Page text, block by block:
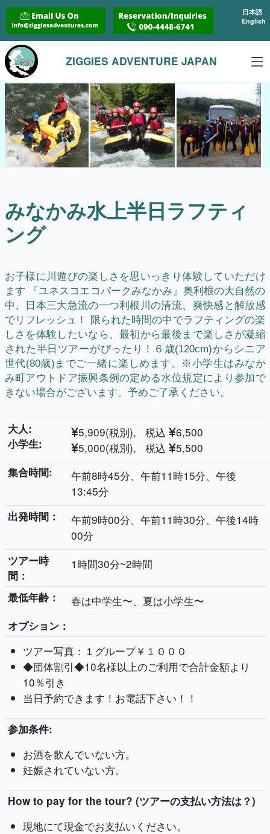
日本語
English
ZIGGIES ADVENTURE JAPAN
みなかみ水上半日ラフティ
ング
お子様に川遊びの楽しさを思いっきり体験していただけ
ます 『ユネスコエコパークみなかみ』奥利根の大自然の
中、日本三大急流の一つ利根川の清流、爽快感と解放感
でリフレッシュ！ 限られた時間の中でラフティングの楽
しさを体験したいなら、最初から最後まで楽しさが凝縮
された半日ツアーがぴったり！６歳(120cm)からシニア
世代(80歳)までご一緒に楽しめます。※小学生はみなか
み町アウトドア振興条例の定める水位規定により参加で
きない場合がございます。予めご了承ください。
大人:
小学生:
5,909(税別), 税込
6,500
5,000(税別), 税込
5,500
集合時間:
午前8時45分、午前11時15分、午後
13:45分
出発時間：
午前9時00分、午前11時30分、午後14時
00分
ツアー時
間：
1時間30分~2時間
最低年齢： 春は中学生〜、夏は小学生〜
オプション：
ツアー写真：１グループ￥１０００
◆団体割引◆10名様以上のご利用で合計金額より
10％引き
当日予約できます！お電話下さい！！
参加条件:
お酒を飲んでいない方。
妊娠されていない方。
How to pay for the tour? (ツアーの支払い方法は？)
現地にて現金でお支払いください。